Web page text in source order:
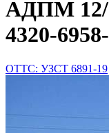
АДПМ 12/
4320-
ОТТС: УЗСТ 6891-19